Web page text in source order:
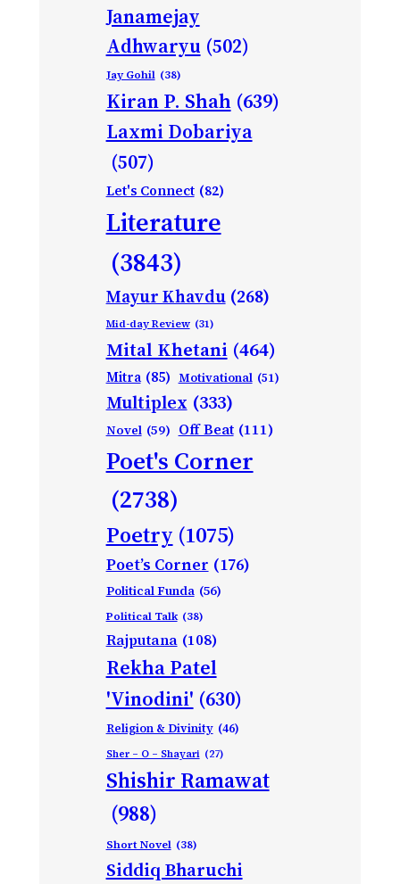
Janamejay
Adhwaryu (502)
Jay Gohil (38)
Kiran P. Shah (639)
Laxmi Dobariya
(507)
Let's Connect (82)
Literature
(3843)
Mayur Khavdu (268)
Mid-day Review (31)
Mital Khetani (464)
Mitra (85) Motivational (51)
Multiplex (333)
Novel (59) Off Beat (111)
Poet's Corner
(2738)
Poetry (1075)
Poet’s Corner (176)
Political Funda (56)
Political Talk (38)
Rajputana (108)
Rekha Patel
'Vinodini' (630)
Religion & Divinity (46)
Sher – O – Shayari (27)
Shishir Ramawat
(988)
Short Novel (38)
Siddiq Bharuchi